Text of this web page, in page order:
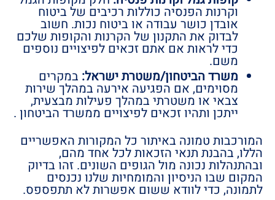
וקרנות הפנסיה כוללות רכיבים של ביטוח
אובדן כושר עבודה או ביטוח נכות. חשוב
לבדוק את התקנון של הקרנות והקופות שלכם
כדי לראות אם אתם זכאים לפיצויים נוספים
משם.
משרד הביטחון/משטרת ישראל: במקרים
מסוימים, אם הפגיעה אירעה במהלך שירות
צבאי או משטרתי במהלך פעילות מבצעית,
ייתכן ותהיו זכאים לפיצויים ממשרד הביטחון .
המורכבות טמונה באיתור כל המקורות האפשריים
הללו, בהבנת תנאי הזכאות לכל אחד מהם,
ובהתנהלות נכונה מול הגופים השונים. זהו בדיוק
המקום שבו הניסיון והמומחיות שלנו נכנסים
לתמונה, כדי לוודא ששום אפשרות לא תתפספס.